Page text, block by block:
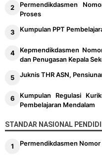
Permendikdasmen
Proses
Kumpulan PPT
Kepmendikdasmen
dan Penugasan Kepala
Juknis THR ASN,
Kumpulan Regulasi
Pembelajaran Mendalam
STANDAR NASIONAL
Permendikdasmen